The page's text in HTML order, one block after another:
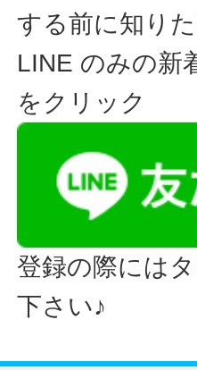
する前に知り
LINE のみの新
をクリック
登録の際には
下さい♪